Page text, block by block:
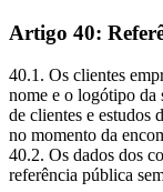
Artigo 40:
40.1. Os clientes
nome e o logótipo da
de clientes e estudos
no momento da
40.2. Os dados dos
referência pública